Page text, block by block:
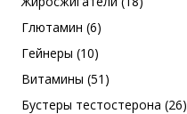
Глютамин (6)
Гейнеры (10)
Витамины (51)
Бустеры тестостерона (26)